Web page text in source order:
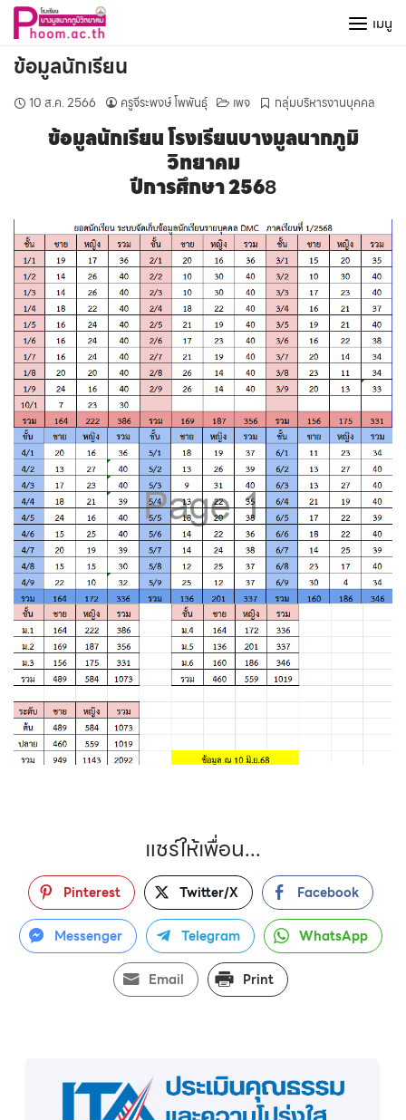
Skip
content
เมนู
ข้อมูลนักเรียน
10 ส.ค. 2566 ครูจีระพงษ์ โพพันธุ์ เพจ กลุ่มบริหารงานบุคคล
ข้อมูลนักเรียน โรงเรียนบางมูลนากภูมิ
วิทยาคม
ปีการศึกษา 2568
แชร์ให้เพื่อน...
Pinterest Twitter/X Facebook
Messenger Telegram WhatsApp
Email Print